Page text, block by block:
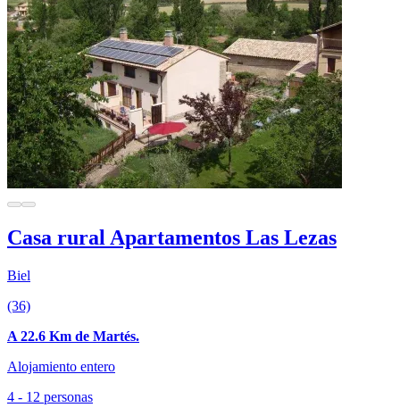
Casa rural Apartamentos Las Lezas
Biel
(36)
A 22.6 Km de Martés.
Alojamiento entero
4 - 12 personas